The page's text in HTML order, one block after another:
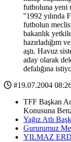
futboluna yeni
''1992 yılında
futbolun
bakanlık
hazırladığım
aştı. Havuz
aday olarak
defalığına
#19.07.2004
TFF Başkan
Konusuna
Yağız Atlı
Gururumuz
YILMAZ